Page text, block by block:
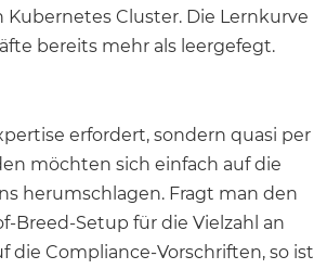
Cluster. Die Lernkurve
bereits mehr als leergefegt.
erfordert, sondern quasi per
möchten sich einfach auf die
herumschlagen. Fragt man den
Breed-Setup für die Vielzahl an
Compliance-Vorschriften, so ist